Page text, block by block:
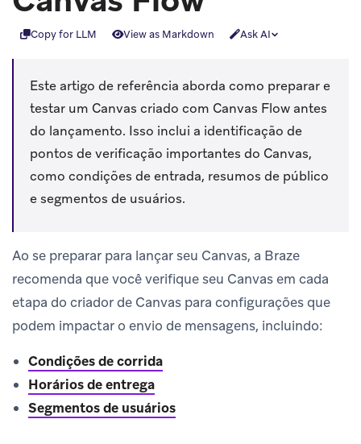
Copy for LLM View as Markdown Ask AI
Este artigo de referência aborda como preparar e
testar um Canvas criado com Canvas Flow antes
do lançamento. Isso inclui a identificação de
pontos de verificação importantes do Canvas,
como condições de entrada, resumos de público
e segmentos de usuários.
Ao se preparar para lançar seu Canvas, a Braze
recomenda que você verifique seu Canvas em cada
etapa do criador de Canvas para configurações que
podem impactar o envio de mensagens, incluindo:
Condições de corrida
Horários de entrega
Segmentos de usuários